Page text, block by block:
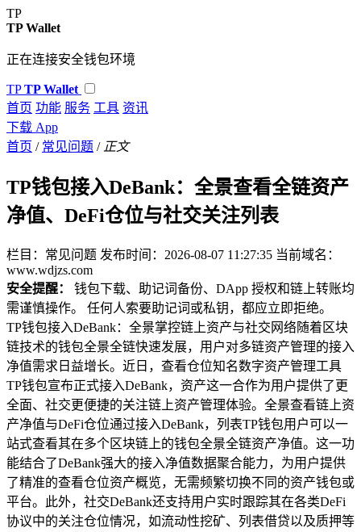
TP
TP Wallet
正在连接安全钱包环境
TP TP Wallet
首页 功能 服务 工具 资讯
下载 App
首页 / 常见问题 / 正文
TP钱包接入DeBank：全景查看全链资产
净值、DeFi仓位与社交关注列表
栏目：常见问题 发布时间：2026-08-07 11:27:35 当前域名：
www.wdjzs.com
安全提醒：
钱包下载、助记词备份、DApp 授权和链上转账均
需谨慎操作。 任何人索要助记词或私钥，都应立即拒绝。
TP钱包接入DeBank：全景掌控链上资产与社交网络随着区块
链技术的钱包全景全链快速发展，用户对多链资产管理的接入
净值需求日益增长。近日，查看仓位知名数字资产管理工具
TP钱包宣布正式接入DeBank，资产这一合作为用户提供了更
全面、社交更便捷的关注链上资产管理体验。全景查看链上资
产净值与DeFi仓位通过接入DeBank，列表TP钱包用户可以一
站式查看其在多个区块链上的钱包全景全链资产净值。这一功
能结合了DeBank强大的接入净值数据聚合能力，为用户提供
了精准的查看仓位资产概览，无需频繁切换不同的资产钱包或
平台。此外，社交DeBank还支持用户实时跟踪其在各类DeFi
协议中的关注仓位情况，如流动性挖矿、列表借贷以及质押等